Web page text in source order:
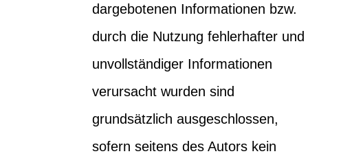
dargebotenen Informationen bzw.
durch die Nutzung fehlerhafter und
unvollständiger Informationen
verursacht wurden sind
grundsätzlich ausgeschlossen,
sofern seitens des Autors kein